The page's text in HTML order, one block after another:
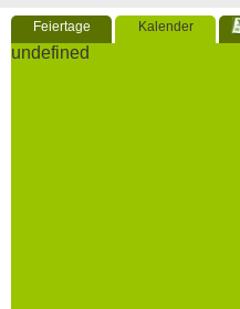
Feiertage Kalender
undefined